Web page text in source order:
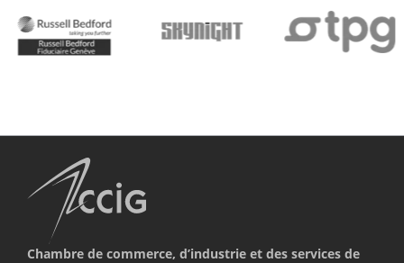
Chambre de commerce, d’industrie et des services de